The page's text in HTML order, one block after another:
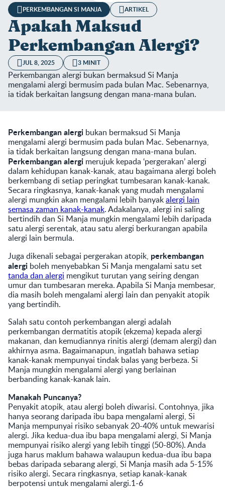
PERKEMBANGAN SI MANJA ARTIKEL
Apakah Maksud
Perkembangan Alergi?
JUL 8, 2025 3 MINIT
Perkembangan alergi bukan bermaksud Si Manja
mengalami alergi bermusim pada bulan Mac. Sebenarnya,
ia tidak berkaitan langsung dengan mana-mana bulan.
Perkembangan alergi bukan bermaksud Si Manja
mengalami alergi bermusim pada bulan Mac. Sebenarnya,
ia tidak berkaitan langsung dengan mana-mana bulan.
Perkembangan alergi merujuk kepada ‘pergerakan’ alergi
dalam kehidupan kanak-kanak, atau bagaimana alergi boleh
berkembang di setiap peringkat tumbesaran kanak-kanak.
Secara ringkasnya, kanak-kanak yang mudah mengalami
alergi mungkin akan mengalami lebih banyakalergi lain
semasa zaman kanak-kanak. Adakalanya, alergi ini saling
bertindih dan Si Manja mungkin mengalami lebih daripada
satu alergi serentak, atau satu alergi berkurangan apabila
alergi lain bermula.
Juga dikenali sebagai pergerakan atopik, perkembangan
alergi boleh menyebabkan Si Manja mengalami satu set
tanda dan alergi mengikut turutan yang seiring dengan
umur dan tumbesaran mereka. Apabila Si Manja membesar,
dia masih boleh mengalami alergi lain dan penyakit atopik
yang bertindih.
Salah satu contoh perkembangan alergi adalah
perkembangan dermatitis atopik (ekzema) kepada alergi
makanan, dan kemudiannya rinitis alergi (demam alergi) dan
akhirnya asma. Bagaimanapun, ingatlah bahawa setiap
kanak-kanak mempunyai tindak balas yang berbeza. Si
Manja mungkin mengalami alergi yang berlainan
berbanding kanak-kanak lain.
Manakah Puncanya?
Penyakit atopik, atau alergi boleh diwarisi. Contohnya, jika
hanya seorang daripada ibu bapa mengalami alergi, Si
Manja mempunyai risiko sebanyak 20-40% untuk mewarisi
alergi. Jika kedua-dua ibu bapa mengalami alergi, Si Manja
mempunyai risiko alergi yang lebih tinggi (50-80%). Anda
juga harus maklum bahawa walaupun kedua-dua ibu bapa
bebas daripada sebarang alergi, Si Manja masih ada 5-15%
risiko alergi. Secara ringkasnya, setiap kanak-kanak
berpotensi untuk mengalami alergi.1-6